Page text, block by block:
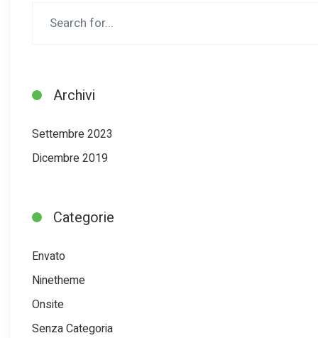
Archivi
Settembre 2023
Dicembre 2019
Categorie
Envato
Ninetheme
Onsite
Senza Categoria